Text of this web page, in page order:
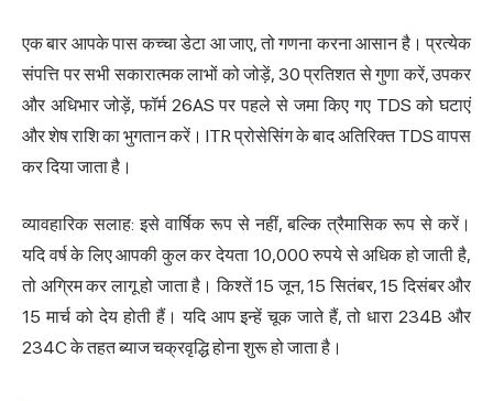
एक बार आपके पास कच्चा डेटा आ जाए, तो गणना करना आसान है। प्रत्येक
संपत्ति पर सभी सकारात्मक लाभों को जोड़ें, 30 प्रतिशत से गुणा करें, उपकर
और अधिभार जोड़ें, फॉर्म 26AS पर पहले से जमा किए गए TDS को घटाएं
और शेष राशि का भुगतान करें। ITR प्रोसेसिंग के बाद अतिरिक्त TDS वापस
कर दिया जाता है।
व्यावहारिक सलाह: इसे वार्षिक रूप से नहीं, बल्कि त्रैमासिक रूप से करें।
यदि वर्ष के लिए आपकी कुल कर देयता 10,000 रुपये से अधिक हो जाती है,
तो अग्रिम कर लागू हो जाता है। किश्तें 15 जून, 15 सितंबर, 15 दिसंबर और
15 मार्च को देय होती हैं। यदि आप इन्हें चूक जाते हैं, तो धारा 234B और
234C के तहत ब्याज चक्रवृद्धि होना शुरू हो जाता है।